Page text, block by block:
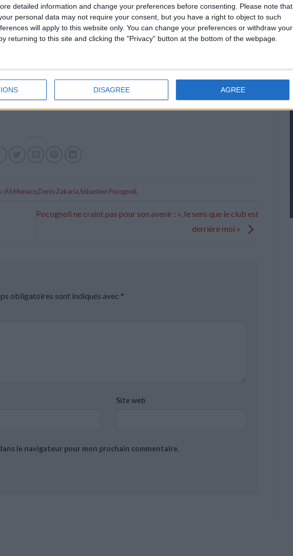
detailed information and change your preferences before consenting.
Please note that
personal data may not require your consent, but you have a right to object to such
will apply to this website only. You can change your preferences or withdraw your
returning to this site and clicking the "Privacy" button at the bottom of the webpage.
DISAGREE AGREE
:AS Monaco,Denis Zakaria,Sébastien Pocognoli.
Pocognoli ne craint pas pour son avenir : « Je sens que le club est
derrière moi »
obligatoires sont indiqués avec *
Site web
le navigateur pour mon prochain commentaire.